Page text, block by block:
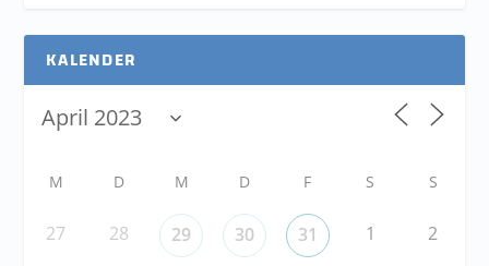
KALENDER
M D M D F S S
27 28 29 30 31 1 2